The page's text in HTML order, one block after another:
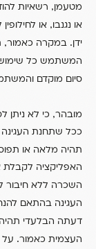
מטעמן, רשאיות
או נגנבו, או
ידן. במקרה כאמור,
המשתמש כל שימוש
סיום מוקדם
מובהר, כי לא ניתן
ככל שתחנת העגינה
תהיה מלאה או
האפליקציה לקבלת
השכרה ללא חיבור
העגינה בהתאם
דעתה הבלעדי
העצמית כאמור. על